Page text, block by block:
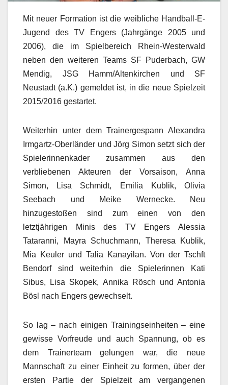
Mit neuer Formation ist die weibliche Handball-E-
Jugend des TV Engers (Jahrgänge 2005 und
2006), die im Spielbereich Rhein-Westerwald
neben den weiteren Teams SF Puderbach, GW
Mendig, JSG Hamm/Altenkirchen und SF
Neustadt (a.K.) gemeldet ist, in die neue Spielzeit
2015/2016 gestartet.
Weiterhin unter dem Trainergespann Alexandra
Irmgartz-Oberländer und Jörg Simon setzt sich der
Spielerinnenkader zusammen aus den
verbliebenen Akteuren der Vorsaison, Anna
Simon, Lisa Schmidt, Emilia Kublik, Olivia
Seebach und Meike Wernecke. Neu
hinzugestoßen sind zum einen von den
letztjährigen Minis des TV Engers Alessia
Tataranni, Mayra Schuchmann, Theresa Kublik,
Mia Keuler und Talia Kanayilan. Von der Tschft
Bendorf sind weiterhin die Spielerinnen Kati
Sibus, Lisa Skopek, Annika Rösch und Antonia
Bösl nach Engers gewechselt.
So lag – nach einigen Trainingseinheiten – eine
gewisse Vorfreude und auch Spannung, ob es
dem Trainerteam gelungen war, die neue
Mannschaft zu einer Einheit zu formen, über der
ersten Partie der Spielzeit am vergangenen